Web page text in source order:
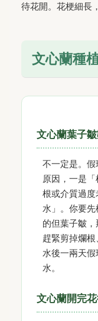
待花開。花梗細長
文心蘭種
文心蘭葉子
不一定是。
原因，一是
根或介質過
水」。你要
的但葉子皺
趕緊剪掉爛
水後一兩天
水。
文心蘭開完